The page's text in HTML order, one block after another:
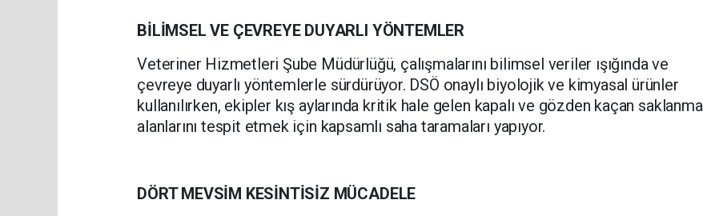
BİLİMSEL VE ÇEVREYE DUYARLI YÖNTEMLER
Veteriner Hizmetleri Şube Müdürlüğü, çalışmalarını bilimsel veriler ışığında ve
çevreye duyarlı yöntemlerle sürdürüyor. DSÖ onaylı biyolojik ve kimyasal ürünler
kullanılırken, ekipler kış aylarında kritik hale gelen kapalı ve gözden kaçan saklanma
alanlarını tespit etmek için kapsamlı saha taramaları yapıyor.
DÖRT MEVSİM KESİNTİSİZ MÜCADELE